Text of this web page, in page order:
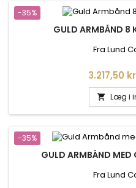
-35%
GULD ARMBÅND 8
Fra Lund
Pris
3.217,50
 Læg i
-35%
GULD ARMBÅND MED
Fra Lund